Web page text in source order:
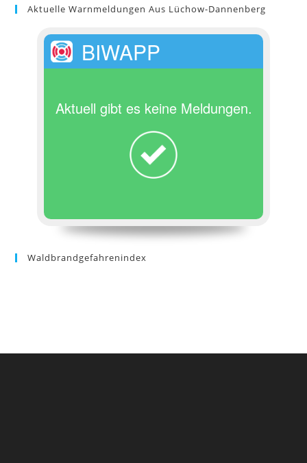
Aktuelle Warnmeldungen Aus Lüchow-Dannenberg
BIWAPP
Aktuell gibt es keine Meldungen.
Waldbrandgefahrenindex